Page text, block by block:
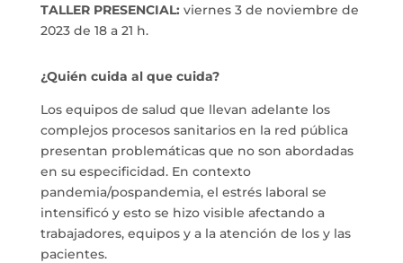
TALLER PRESENCIAL: viernes 3 de noviembre de
2023 de 18 a 21 h.
¿Quién cuida al que cuida?
Los equipos de salud que llevan adelante los
complejos procesos sanitarios en la red pública
presentan problemáticas que no son abordadas
en su especificidad. En contexto
pandemia/pospandemia, el estrés laboral se
intensificó y esto se hizo visible afectando a
trabajadores, equipos y a la atención de los y las
pacientes.